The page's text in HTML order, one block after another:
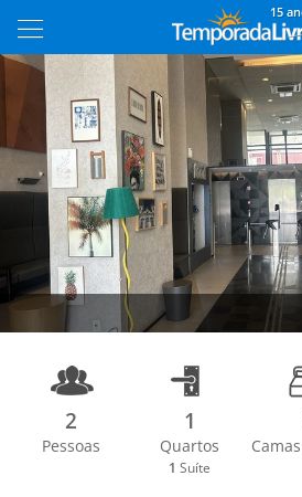
15
2
Pessoas
1
Quartos
1 Suíte